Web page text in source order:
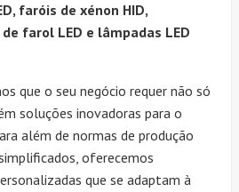
faróis de xénon HID,
farol LED e lâmpadas LED
que o seu negócio requer não só
soluções inovadoras para o
além de normas de produção
oferecemos
que se adaptam à